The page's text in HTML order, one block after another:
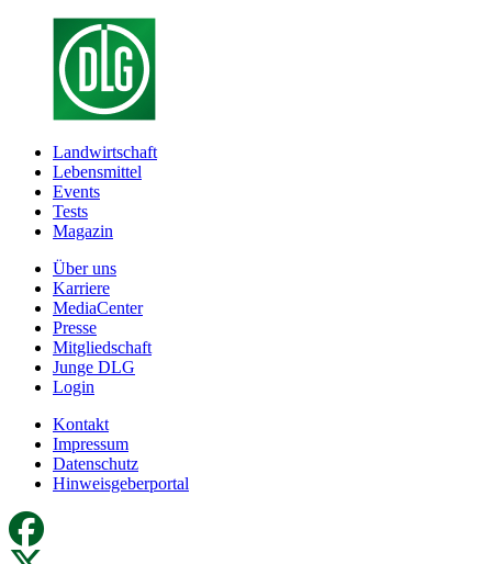
Landwirtschaft
Lebensmittel
Events
Tests
Magazin
Über uns
Karriere
MediaCenter
Presse
Mitgliedschaft
Junge DLG
Login
Kontakt
Impressum
Datenschutz
Hinweisgeberportal